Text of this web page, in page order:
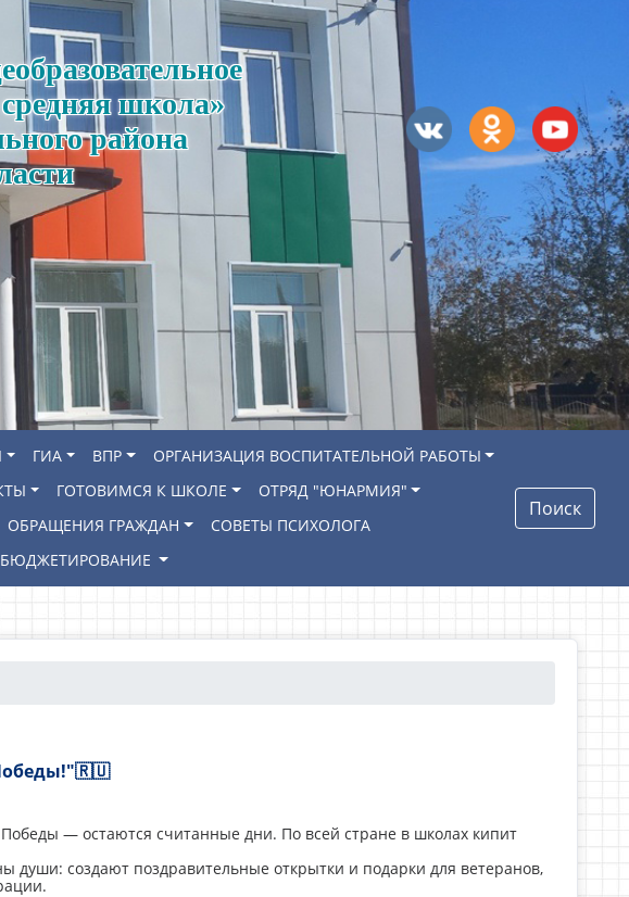
школа»
района
ГИА ВПР
ОРГАНИЗАЦИЯ ВОСПИТАТЕЛЬНОЙ РАБОТЫ
ГОТОВИМСЯ К ШКОЛЕ
ОТРЯД "ЮНАРМИЯ"
ОБРАЩЕНИЯ ГРАЖДАН
СОВЕТЫ ПСИХОЛОГА
Поиск
— остаются считанные дни. По всей стране в школах кипит
души: создают поздравительные открытки и подарки для ветеранов,